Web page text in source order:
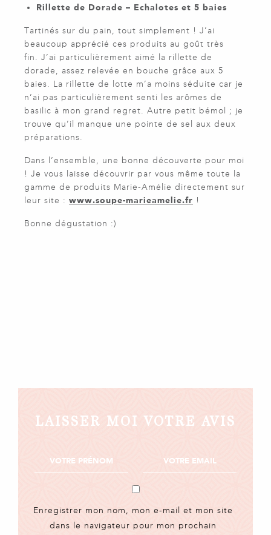
Rillette de Dorade – Echalotes et 5 baies
Tartinés sur du pain, tout simplement ! J’ai
beaucoup apprécié ces produits au goût très
fin. J’ai particulièrement aimé la rillette de
dorade, assez relevée en bouche grâce aux 5
baies. La rillette de lotte m’a moins séduite car je
n’ai pas particulièrement senti les arômes de
basilic à mon grand regret. Autre petit bémol ; je
trouve qu’il manque une pointe de sel aux deux
préparations.
Dans l’ensemble, une bonne découverte pour moi
! Je vous laisse découvrir par vous même toute la
gamme de produits Marie-Amélie directement sur
leur site : www.soupe-marieamelie.fr !
Bonne dégustation :)
LAISSER MOI VOTRE AVIS
Enregistrer mon nom, mon e-mail et mon site
dans le navigateur pour mon prochain